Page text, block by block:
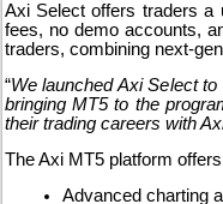
Axi Select offers traders a
fees, no demo accounts,
traders, combining next-
“We launched Axi Select
bringing MT5 to the
their trading careers with
The Axi MT5 platform
Advanced charting